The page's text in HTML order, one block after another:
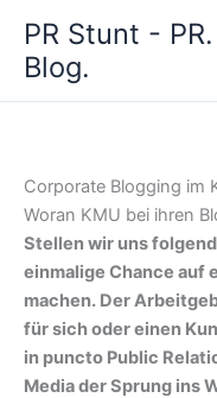
Inhalt
springen
PR Stunt -
Blog.
Corporate Blogging im
Woran KMU bei ihren
Stellen wir uns
einmalige Chance auf
machen. Der
für sich oder einen
in puncto Public
Media der Sprung ins